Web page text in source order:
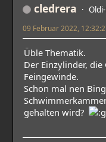
cledrera
09 Februar 2022,
Üble Thematik.
Der Einzylinder,
Feingewinde.
Schon mal nen
gehalten wird?